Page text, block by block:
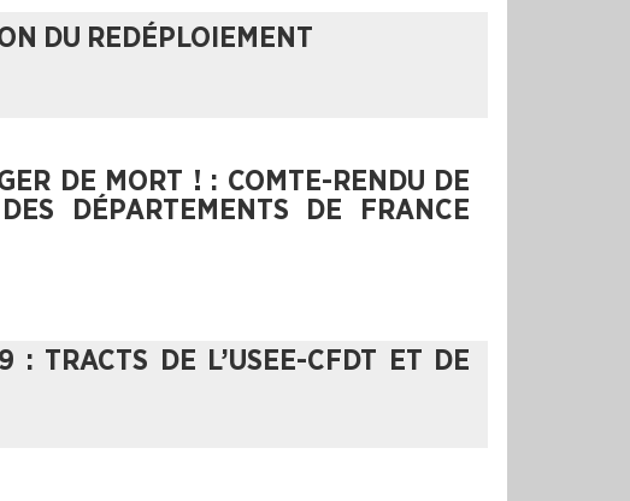
DU REDÉPLOIEMENT
DE MORT ! : COMTE-RENDU DE
DÉPARTEMENTS DE FRANCE
TRACTS DE L’USEE-CFDT ET DE